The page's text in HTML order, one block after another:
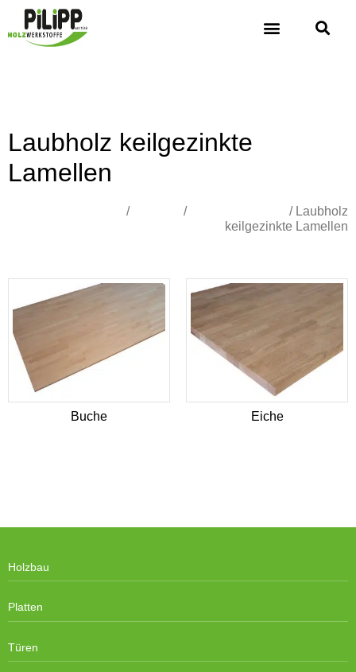
Laubholz keilgezinkte
Lamellen
/ /
/ Laubholz
keilgezinkte Lamellen
Buche Eiche
Holzbau
Platten
Türen